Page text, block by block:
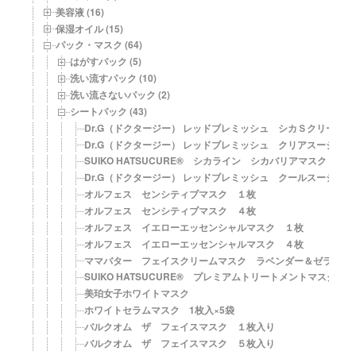
美容液 (16)
保湿オイル (15)
パック・マスク (64)
はがすパック (5)
洗い流すパック (10)
洗い流さないパック (2)
シートパック (43)
Dr.G（ドクタージー） レッドブレミッシュ シカＳクリーム
Dr.G（ドクタージー） レッドブレミッシュ クリアスージン
SUIKO HATSUCURE® シカライン シカバリアマスク
Dr.G（ドクタージー） レッドブレミッシュ クールスージン
オルフェス センシティブマスク １枚
オルフェス センシティブマスク ４枚
オルフェス イエローエッセンシャルマスク １枚
オルフェス イエローエッセンシャルマスク ４枚
ママバター フェイスクリームマスク ラベンダー＆ゼラニウ
SUIKO HATSUCURE® プレミアムトリートメントマスク
美珀女子ホワイトマスク
ホワイトセラムマスク 1枚入×5袋
バルクオム ザ フェイスマスク １枚入り
バルクオム ザ フェイスマスク ５枚入り